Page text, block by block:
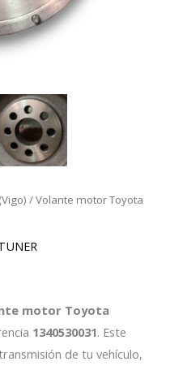
/ Volante motor Toyota
motor Toyota
1340530031. Este
de tu vehículo,